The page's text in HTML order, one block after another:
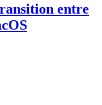
entre